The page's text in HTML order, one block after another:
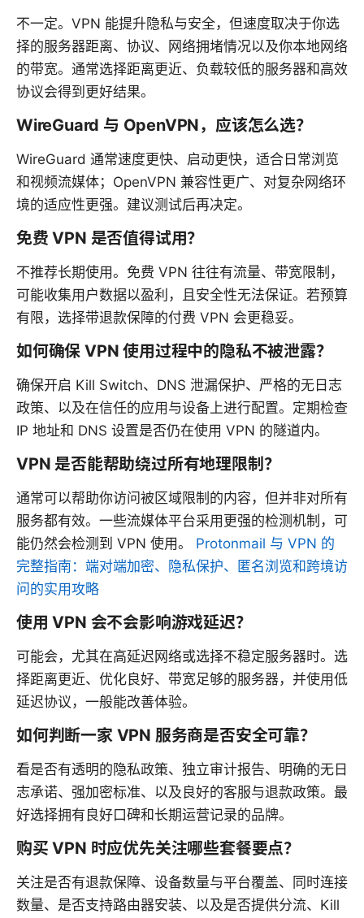
不一定。VPN 能提升隐私与安全，但速度取决于你选
择的服务器距离、协议、网络拥堵情况以及你本地网络
的带宽。通常选择距离更近、负载较低的服务器和高效
协议会得到更好结果。
WireGuard 与 OpenVPN，应该怎么选？
WireGuard 通常速度更快、启动更快，适合日常浏览
和视频流媒体；OpenVPN 兼容性更广、对复杂网络环
境的适应性更强。建议测试后再决定。
免费 VPN 是否值得试用？
不推荐长期使用。免费 VPN 往往有流量、带宽限制，
可能收集用户数据以盈利，且安全性无法保证。若预算
有限，选择带退款保障的付费 VPN 会更稳妥。
如何确保 VPN 使用过程中的隐私不被泄露？
确保开启 Kill Switch、DNS 泄漏保护、严格的无日志
政策、以及在信任的应用与设备上进行配置。定期检查
IP 地址和 DNS 设置是否仍在使用 VPN 的隧道内。
VPN 是否能帮助绕过所有地理限制？
通常可以帮助你访问被区域限制的内容，但并非对所有
服务都有效。一些流媒体平台采用更强的检测机制，可
能仍然会检测到 VPN 使用。 Protonmail 与 VPN 的
完整指南：端对端加密、隐私保护、匿名浏览和跨境访
问的实用攻略
使用 VPN 会不会影响游戏延迟？
可能会，尤其在高延迟网络或选择不稳定服务器时。选
择距离更近、优化良好、带宽足够的服务器，并使用低
延迟协议，一般能改善体验。
如何判断一家 VPN 服务商是否安全可靠？
看是否有透明的隐私政策、独立审计报告、明确的无日
志承诺、强加密标准、以及良好的客服与退款政策。最
好选择拥有良好口碑和长期运营记录的品牌。
购买 VPN 时应优先关注哪些套餐要点？
关注是否有退款保障、设备数量与平台覆盖、同时连接
数量、是否支持路由器安装、以及是否提供分流、Kill